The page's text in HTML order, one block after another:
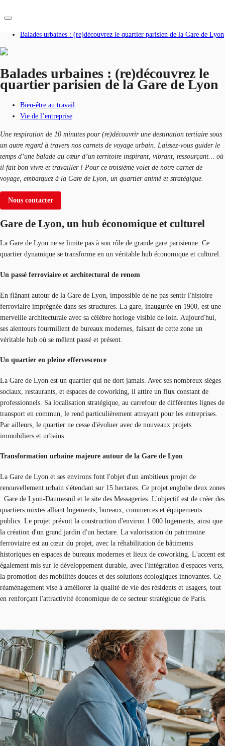
Blog
Données marchés
Pourquoi JLL?
NxT
Flex & Co-working
Favoris
Nous contacter
Balades urbaines : (re)découvrez le quartier parisien de la Gare de Lyon
Balades urbaines : (re)découvrez le
quartier parisien de la Gare de Lyon
Bien-être au travail
Vie de l’entreprise
Une respiration de 10 minutes pour (re)découvrir une destination tertiaire sous
un autre regard à travers nos carnets de voyage urbain. Laissez-vous guider le
temps d’une balade au cœur d’un territoire inspirant, vibrant, ressourçant… où
il fait bon vivre et travailler ! Pour ce troisième volet de notre carnet de
voyage, embarquez à la Gare de Lyon, un quartier animé et stratégique.
Nous contacter
Gare de Lyon, un hub économique et culturel
La Gare de Lyon ne se limite pas à son rôle de grande gare parisienne. Ce
quartier dynamique se transforme en un véritable hub économique et culturel.
Un passé ferroviaire et architectural de renom
En flânant autour de la Gare de Lyon, impossible de ne pas sentir l'histoire
ferroviaire imprégnée dans ses structures. La gare, inaugurée en 1900, est une
merveille architecturale avec sa célèbre horloge visible de loin. Aujourd'hui,
ses alentours fourmillent de bureaux modernes, faisant de cette zone un
véritable hub où se mêlent passé et présent.
Un quartier en pleine effervescence
La Gare de Lyon est un quartier qui ne dort jamais. Avec ses nombreux sièges
sociaux, restaurants, et espaces de coworking, il attire un flux constant de
professionnels. Sa localisation stratégique, au carrefour de différentes lignes de
transport en commun, le rend particulièrement attrayant pour les entreprises.
Par ailleurs, le quartier ne cesse d'évoluer avec de nouveaux projets
immobiliers et urbains.
Transformation urbaine majeure autour de la Gare de Lyon
La Gare de Lyon et ses environs font l'objet d'un ambitieux projet de
renouvellement urbain s'étendant sur 15 hectares. Ce projet englobe deux zones
: Gare de Lyon-Daumesnil et le site des Messageries. L'objectif est de créer des
quartiers mixtes alliant logements, bureaux, commerces et équipements
publics. Le projet prévoit la construction d'environ 1 000 logements, ainsi que
la création d'un grand jardin d'un hectare. La valorisation du patrimoine
ferroviaire est au cœur du projet, avec la réhabilitation de bâtiments
historiques en espaces de bureaux modernes et lieux de coworking. L'accent est
également mis sur le développement durable, avec l'intégration d'espaces verts,
la promotion des mobilités douces et des solutions écologiques innovantes. Ce
réaménagement vise à améliorer la qualité de vie des résidents et usagers, tout
en renforçant l'attractivité économique de ce secteur stratégique de Paris.